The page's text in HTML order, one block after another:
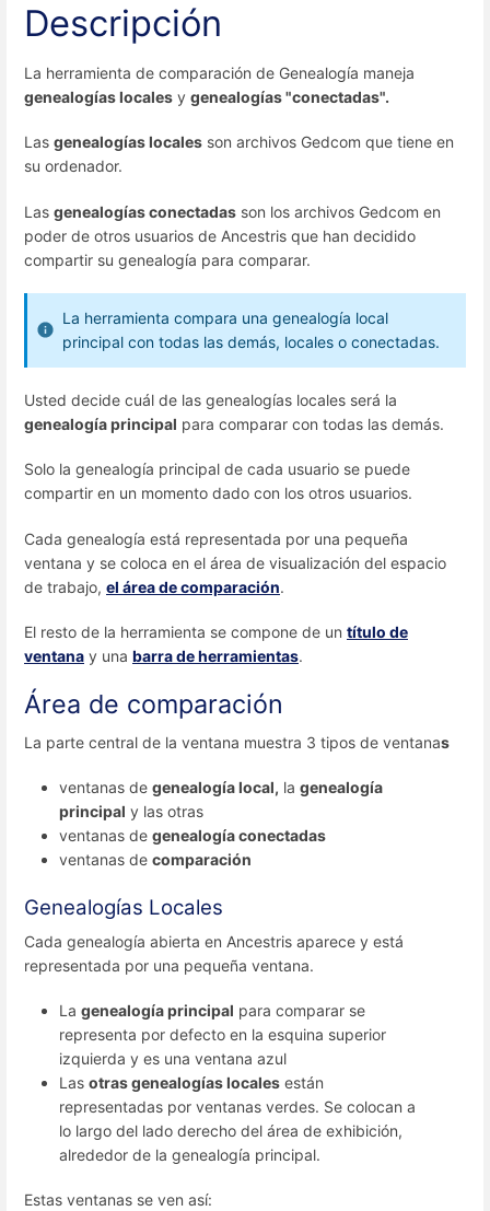
Descripción
La herramienta de comparación de Genealogía maneja
genealogías locales y genealogías "conectadas".
Las genealogías locales son archivos Gedcom que tiene en
su ordenador.
Las genealogías conectadas son los archivos Gedcom en
poder de otros usuarios de Ancestris que han decidido
compartir su genealogía para comparar.
La herramienta compara una genealogía local
principal con todas las demás, locales o conectadas.
Usted decide cuál de las genealogías locales será la
genealogía principal para comparar con todas las demás.
Solo la genealogía principal de cada usuario se puede
compartir en un momento dado con los otros usuarios.
Cada genealogía está representada por una pequeña
ventana y se coloca en el área de visualización del espacio
de trabajo, el área de comparación.
El resto de la herramienta se compone de un título de
ventana y una barra de herramientas.
Área de comparación
La parte central de la ventana muestra 3 tipos de ventanas
ventanas de genealogía local, la genealogía
principal y las otras
ventanas de genealogía conectadas
ventanas de comparación
Genealogías Locales
Cada genealogía abierta en Ancestris aparece y está
representada por una pequeña ventana.
La genealogía principal para comparar se
representa por defecto en la esquina superior
izquierda y es una ventana azul
Las otras genealogías locales están
representadas por ventanas verdes. Se colocan a
lo largo del lado derecho del área de exhibición,
alrededor de la genealogía principal.
Estas ventanas se ven así: